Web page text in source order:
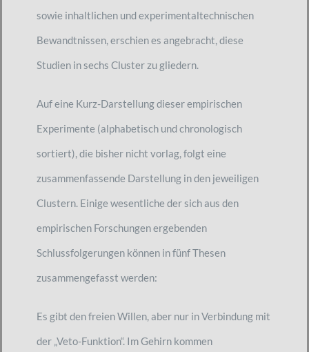
sowie inhaltlichen und experimentaltechnischen
Bewandtnissen, erschien es angebracht, diese
Studien in sechs Cluster zu gliedern.
Auf eine Kurz-Darstellung dieser empirischen
Experimente (alphabetisch und chronologisch
sortiert), die bisher nicht vorlag, folgt eine
zusammenfassende Darstellung in den jeweiligen
Clustern. Einige wesentliche der sich aus den
empirischen Forschungen ergebenden
Schlussfolgerungen können in fünf Thesen
zusammengefasst werden:
Es gibt den freien Willen, aber nur in Verbindung mit
der „Veto-Funktion“. Im Gehirn kommen